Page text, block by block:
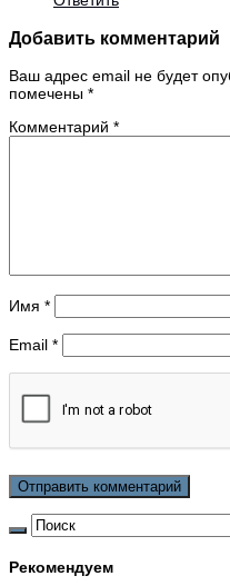
Добавить комментарий
Ваш адрес email не будет
помечены *
Комментарий *
Имя *
Email *
Рекомендуем